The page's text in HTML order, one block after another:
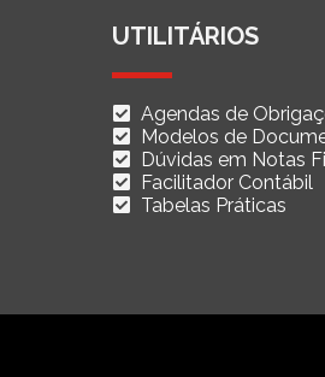
UTILITÁRIOS
Agendas de
Modelos de
Dúvidas em Notas
Facilitador Contábil
Tabelas Práticas